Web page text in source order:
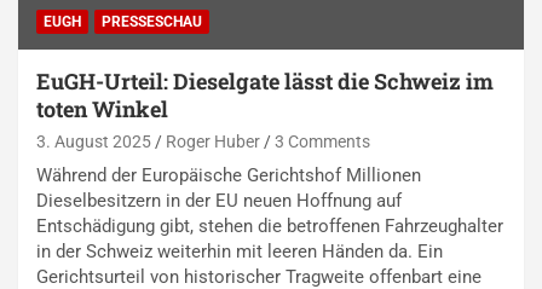
EUGH PRESSESCHAU
EuGH-Urteil: Dieselgate lässt die Schweiz im
toten Winkel
3. August 2025 Roger Huber 3 Comments
Während der Europäische Gerichtshof Millionen
Dieselbesitzern in der EU neuen Hoffnung auf
Entschädigung gibt, stehen die betroffenen Fahrzeughalter
in der Schweiz weiterhin mit leeren Händen da. Ein
Gerichtsurteil von historischer Tragweite offenbart eine